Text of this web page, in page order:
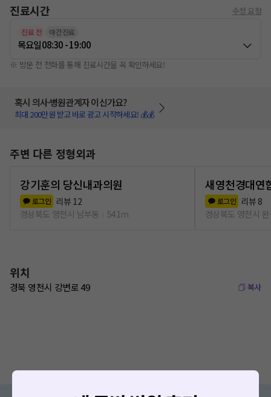
진료시간 수정 요청
진료 전 야간진료
목요일08:30 - 19:00
※ 방문 전 전화를 통해 진료시간을 꼭 확인하세요!
혹시 의사·병원관계자 이신가요?
최대 200만원 받고 바로 광고 시작하세요! 💰💰
주변 다른 정형외과
강기훈의 당신내과의원
로그인 리뷰 12
경상북도 영천시 남부동
541m
새영천경대연
로그인 리뷰 8
경상북도 영천시
위치
경북 영천시 강변로 49 복사